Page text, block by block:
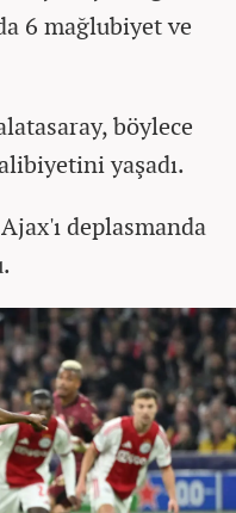
6 mağlubiyet ve
böylece
yaşadı.
Ajax'ı deplasmanda